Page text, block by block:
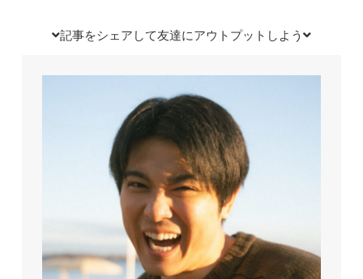
記事をシェアして友達にアウトプットしよう